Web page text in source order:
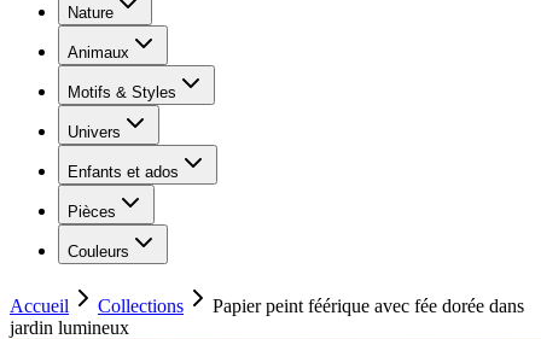
Nature
Animaux
Motifs & Styles
Univers
Enfants et ados
Pièces
Couleurs
Accueil Collections
Papier peint féérique avec fée dorée dans
jardin lumineux